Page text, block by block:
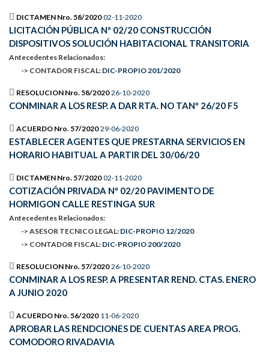
DICTAMEN Nro. 58/2020 02-11-2020
LICITACIÓN PÚBLICA Nº 02/20 CONSTRUCCIÓN
DISPOSITIVOS SOLUCIÓN HABITACIONAL TRANSITORIA
Antecedentes Relacionados:
-> CONTADOR FISCAL: DIC-PROPIO 201/2020
RESOLUCION Nro. 58/2020 26-10-2020
CONMINAR A LOS RESP. A DAR RTA. NO TANº 26/20 F5
ACUERDO Nro. 57/2020 29-06-2020
ESTABLECER AGENTES QUE PRESTARNA SERVICIOS EN
HORARIO HABITUAL A PARTIR DEL 30/06/20
DICTAMEN Nro. 57/2020 02-11-2020
COTIZACIÓN PRIVADA Nº 02/20 PAVIMENTO DE
HORMIGON CALLE RESTINGA SUR
Antecedentes Relacionados:
-> ASESOR TECNICO LEGAL: DIC-PROPIO 12/2020
-> CONTADOR FISCAL: DIC-PROPIO 200/2020
RESOLUCION Nro. 57/2020 26-10-2020
CONMINAR A LOS RESP. A PRESENTAR REND. CTAS. ENERO
A JUNIO 2020
ACUERDO Nro. 56/2020 11-06-2020
APROBAR LAS RENDCIONES DE CUENTAS AREA PROG.
COMODORO RIVADAVIA